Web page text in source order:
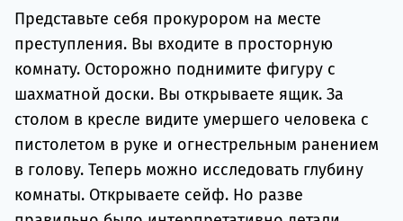
Представьте себя прокурором на месте
преступления. Вы входите в просторную
комнату. Осторожно поднимите фигуру с
шахматной доски. Вы открываете ящик. За
столом в кресле видите умершего человека с
пистолетом в руке и огнестрельным ранением
в голову. Теперь можно исследовать глубину
комнаты. Открываете сейф. Но разве